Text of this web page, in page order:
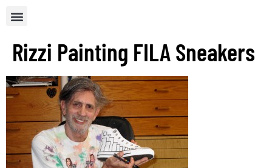
Rizzi Painting FILA Sneakers